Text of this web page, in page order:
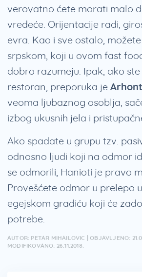
verovatno ćete morati malo
vredeće. Orijentacije radi,
evra. Kao i sve ostalo,
srpskom, koji u ovom fast
dobro razumeju. Ipak, ako
restoran, preporuka je
veoma ljubaznog osoblja,
izbog ukusnih jela i
Ako spadate u grupu tzv.
odnosno ljudi koji na odmor
se odmorili, Hanioti je pravo
Provešćete odmor u prelepo
egejskom gradiću koji će
potrebe.
AUTOR: PETAR MIHAILOVIC | OBJAVLJENO:
MODIFIKOVANO: 26.11.2018.